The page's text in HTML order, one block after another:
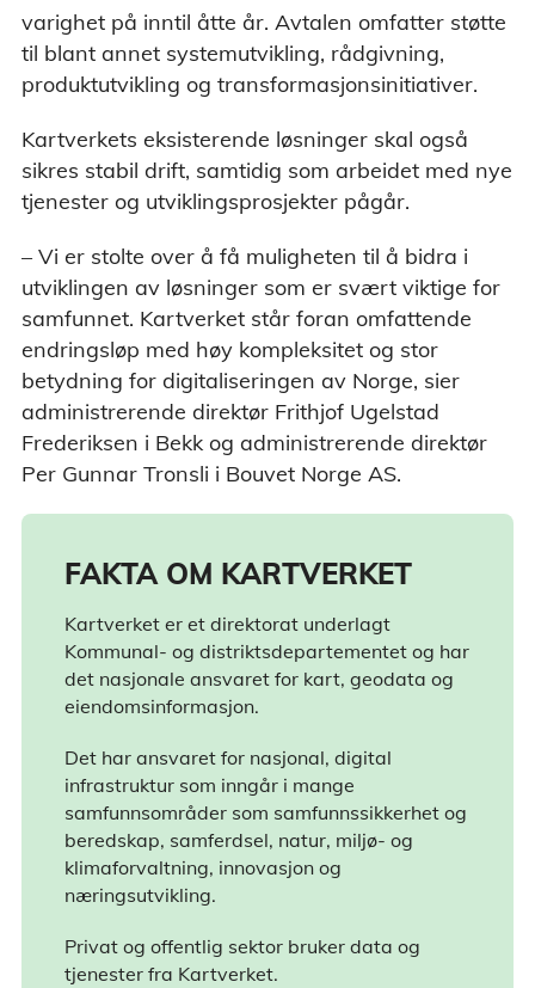
varighet på inntil åtte år. Avtalen omfatter støtte
til blant annet systemutvikling, rådgivning,
produktutvikling og transformasjonsinitiativer.
Kartverkets eksisterende løsninger skal også
sikres stabil drift, samtidig som arbeidet med nye
tjenester og utviklingsprosjekter pågår.
– Vi er stolte over å få muligheten til å bidra i
utviklingen av løsninger som er svært viktige for
samfunnet. Kartverket står foran omfattende
endringsløp med høy kompleksitet og stor
betydning for digitaliseringen av Norge, sier
administrerende direktør Frithjof Ugelstad
Frederiksen i Bekk og administrerende direktør
Per Gunnar Tronsli i Bouvet Norge AS.
FAKTA OM KARTVERKET
Kartverket er et direktorat underlagt
Kommunal- og distriktsdepartementet og har
det nasjonale ansvaret for kart, geodata og
eiendomsinformasjon.
Det har ansvaret for nasjonal, digital
infrastruktur som inngår i mange
samfunnsområder som samfunnssikkerhet og
beredskap, samferdsel, natur, miljø- og
klimaforvaltning, innovasjon og
næringsutvikling.
Privat og offentlig sektor bruker data og
tjenester fra Kartverket.